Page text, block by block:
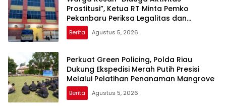
Prostitusi”, Ketua RT Minta Pemko
Pekanbaru Periksa Legalitas dan
Aktivitas Z Homestay di Jalan Tanjung
Datuk
Berita Agustus 5, 2026
Perkuat Green Policing, Polda Riau
Dukung Ekspedisi Merah Putih Presisi
Melalui Pelatihan Penanaman Mangrove
Berita Agustus 5, 2026